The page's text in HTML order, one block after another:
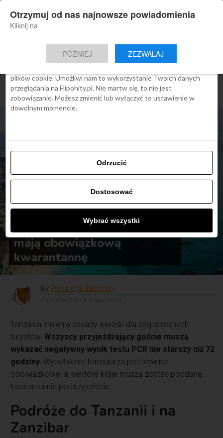
Nowa aplikacja Flipohity
Aktualne wiadomości, artykuły, TOP
Instalacja
Tanzania i Zanzibar: nowe
zasady wjazdu: potrzebny
jest test PCR. Turyści z
krajów z nowymi mutacjami
mają obowiązkową
kwarantannę
By Redakcja Flipohity
Tanzania zmienia zasady wjazdu dla zagranicznych
turystów. Wszyscy przyjeżdżający goście muszą
wykazać negatywny wynik testu PCR nie starszy niż 72
godziny. Wypełnienie formularza jest również
obowiązkowe, a niektóre kraje muszą zostać poddane
kwarantannie po przyjeździe.
Podróże do Tanzanii i na
Zanzibar
Zgoda Szczegóły O cookies
Ta strona używa plików cookies
We Flipo robimy wszystko, aby pokazać Ci tylko te treści, które
plików cookie. Umożliwi nam to wykorzystanie Twoich danych
przeglądania na Flipohity.pl. Nie martw się, to nie jest
zobowiązanie. Możesz zmienić lub wyłączyć to ustawienie w
dowolnym momencie.
Odrzucić
Dostosować
Wybrać wszystki
Otrzymuj od nas najnowsze powiadomienia
Kliknij na
PÓŹNIEJ ZEZWALAJ